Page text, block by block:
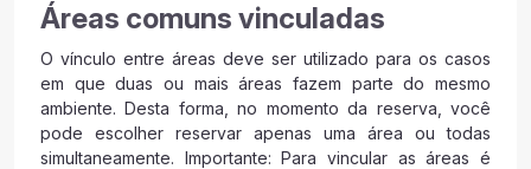
Áreas comuns vinculadas
O vínculo entre áreas deve ser utilizado para os casos
em que duas ou mais áreas fazem parte do mesmo
ambiente. Desta forma, no momento da reserva, você
pode escolher reservar apenas uma área ou todas
simultaneamente. Importante: Para vincular as áreas é